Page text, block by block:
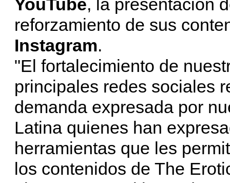
reforzamiento de sus
Instagram.
"El fortalecimiento de
principales redes sociales
demanda expresada por
Latina quienes han
herramientas que les
los contenidos de The